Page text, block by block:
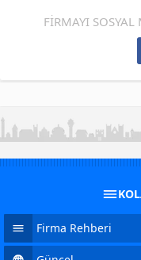
FİRMAYI SOSYAL
Firma Rehberi